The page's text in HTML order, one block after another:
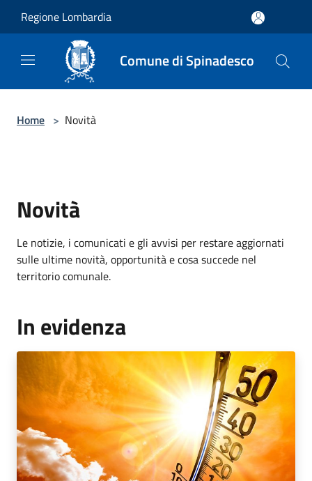
Regione Lombardia
Comune di Spinadesco
Home > Novità
Novità
Le notizie, i comunicati e gli avvisi per restare aggiornati
sulle ultime novità, opportunità e cosa succede nel
territorio comunale.
In evidenza